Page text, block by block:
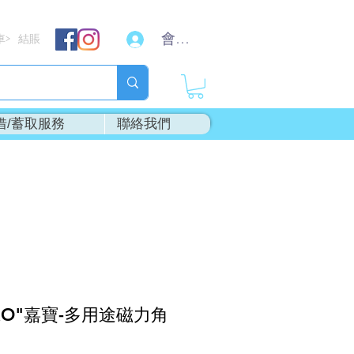
結賬 會員登入
/蓄取服務 聯絡我們
嘉寶-多用途磁力角